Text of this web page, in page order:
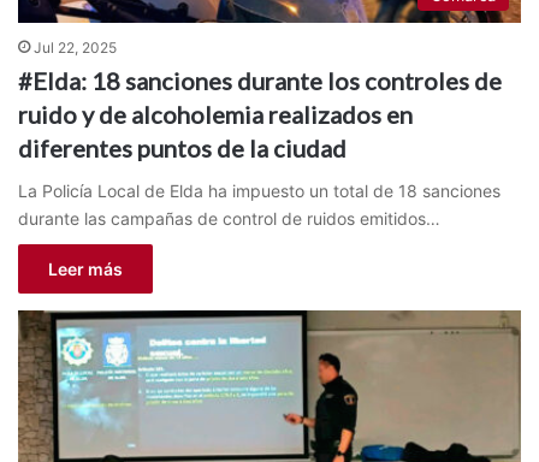
Jul 22, 2025
#Elda: 18 sanciones durante los controles de
ruido y de alcoholemia realizados en
diferentes puntos de la ciudad
La Policía Local de Elda ha impuesto un total de 18 sanciones
durante las campañas de control de ruidos emitidos…
Leer más